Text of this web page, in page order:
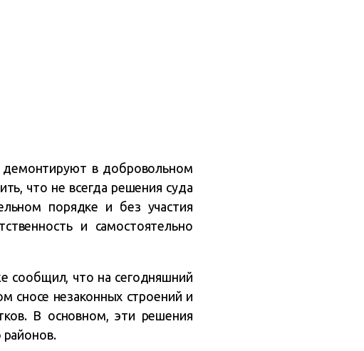
демонтируют в добровольном
что не всегда решения суда
порядке и без участия
и самостоятельно
сообщил, что на сегодняшний
сносе незаконных строений и
В основном, эти решения